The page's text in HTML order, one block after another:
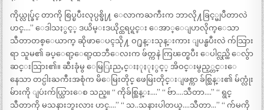
ကိုယ္လုပ္ခ်င္ တာကို စြပ္ၿပီးလုပ္ပစ္ဖို႔ ေလာကႀကီးက ဘာလို႔ခြင့္မျပဳတာလဲ
ဟင္….” ေဒါသႏွင့္ ဒယိမ္းဒယိုင္ထရပ္ရင္း ေအာ္ေျပာလိုက္ေသာ
သီတာတစ္ေယာက္ ဆိုဖာေပၚသို႔ ဝ႐ုန္းသုန္းကား ျပန္ၿပီးလဲ က်သြား
ရာ သူမ၏ ခပ္ေရာ့ေရာ့ထဘီေလးက ဖ်တ္ကနဲ ကြၽတ္ၿပီး ေပါင္လည္ထိ ေလွ်ာ
ဆင္းသြား၏။ ဆီးခုံမွ ေမြြးညႇင္းႏုႏုႏွင့္ အိဝင္းမွည့္တင္းေ
နေသာ တင္ပါးႀကီးအစုံက မိေမြးတိုင္ ဖေမြးတိုင္းျဖစ္ကာ ခ်စ္ထြန္း၏ မ်က္လုံး
မ်ားကို ျပဴးက်ယ္သြားေစ သည္။ “ ကိုခ်စ္ထြန္း….” “ ဗ်ာ….သီတာ….” “ ရွင္
သီတာကို မသနားဘူးလား ဟင္….” “ သ..သနားပါတယ္….သီတာ…” “ က်မကို